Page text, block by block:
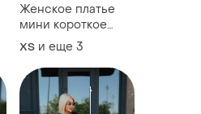
Женское платье
мини короткое
рюши с длинным
рукавом и
открытыми
плечами
ХS и еще 3